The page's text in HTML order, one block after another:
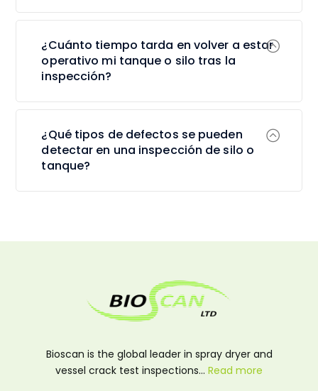
¿Cuánto tiempo tarda en volver a estar
operativo mi tanque o silo tras la
inspección?
¿Qué tipos de defectos se pueden
detectar en una inspección de silo o
tanque?
Bioscan is the global leader in spray dryer and
vessel crack test inspections… Read more